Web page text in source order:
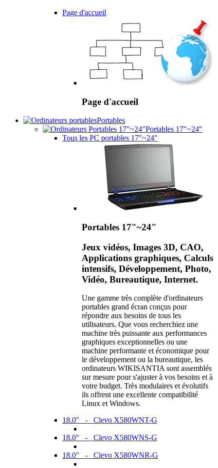
Page d'accueil
Page d'accueil
Portables
Portables 17"~24"
Tous les PC portables 17"~24"
Portables 17"~24"
Jeux vidéos, Images 3D, CAO,
Applications graphiques, Calculs
intensifs, Développement, Photo,
Vidéo, Bureautique, Internet.
Une gamme très complète d'ordinateurs
portables grand écran conçus pour
répondre aux besoins de tous les
utilisateurs. Que vous recherchiez une
machine très puissante aux performances
graphiques exceptionnelles ou une
machine performante et économique pour
le développement ou la bureautique, les
ordinateurs WIKISANTIA sont assemblés
sur mesure pour s'ajuster à vos besoins et à
votre budget. Très modulaires et évolutifs
ils offrent une excellente compatibilité
Linux et Windows.
18.0" - Clevo X580WNT-G
18.0" - Clevo X580WNS-G
18.0" - Clevo X580WNR-G